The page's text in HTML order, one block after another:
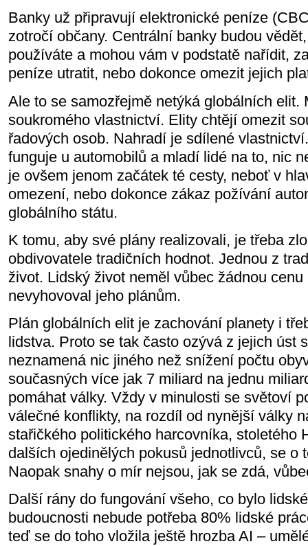
Banky už připravují elektronické peníze
zotročí občany. Centrální banky budou
používáte a mohou vám v podstatě nařídit,
peníze utratit, nebo dokonce omezit jejich
Ale to se samozřejmě netýká globálních elit.
soukromého vlastnictví. Elity chtějí omezit
řadových osob. Nahradí je sdílené
funguje u automobilů a mladí lidé na to, nic
je ovšem jenom začátek té cesty, neboť v
omezení, nebo dokonce zákaz požívání
globálního státu.
K tomu, aby své plány realizovali, je třeba
obdivovatele tradičních hodnot. Jednou z
život. Lidský život neměl vůbec žádnou
nevyhovoval jeho plánům.
Plán globálních elit je zachování planety i
lidstva. Proto se tak často ozývá z jejich úst
neznamená nic jiného než snížení počtu
současných více jak 7 miliard na jednu
pomáhat války. Vždy v minulosti se světoví
válečné konflikty, na rozdíl od nynější války
stařičkého politického harcovníka, stoletého
dalších ojedinělých pokusů jednotlivců, se o
Naopak snahy o mír nejsou, jak se zdá,
Další rány do fungování všeho, co bylo
budoucnosti nebude potřeba 80% lidské
teď se do toho vložila ještě hrozba AI –